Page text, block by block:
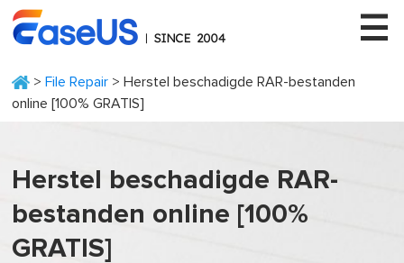
> File Repair > Herstel beschadigde RAR-bestanden
online [100% GRATIS]
Herstel beschadigde RAR-
bestanden online [100%
GRATIS]